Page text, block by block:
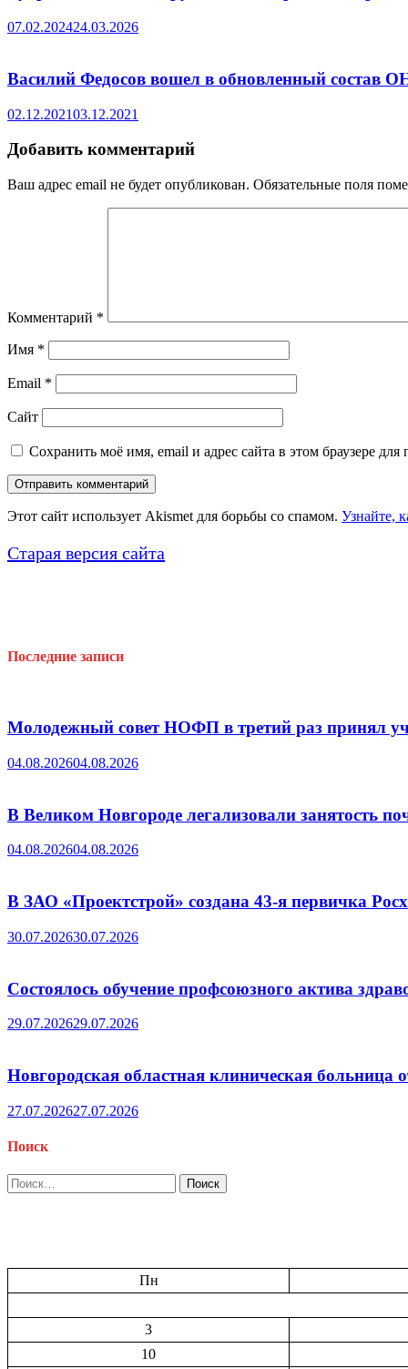
07.02.202424.03.2026
Василий Федосов вошел в обновленный состав
02.12.202103.12.2021
Добавить комментарий
Ваш адрес email не будет опубликован. Обязательные поля
Комментарий *
Имя *
Email *
Сайт
Сохранить моё имя, email и адрес сайта в этом браузере
Этот сайт использует Akismet для борьбы со спамом. Узнайте,
Старая версия сайта
Последние записи
Молодежный совет НОФП в третий раз принял
04.08.202604.08.2026
В Великом Новгороде легализовали занятость
04.08.202604.08.2026
В ЗАО «Проектстрой» создана 43-я первичка
30.07.202630.07.2026
Состоялось обучение профсоюзного актива
29.07.202629.07.2026
Новгородская областная клиническая больница
27.07.202627.07.2026
Поиск
Найти:
Пн
3
10